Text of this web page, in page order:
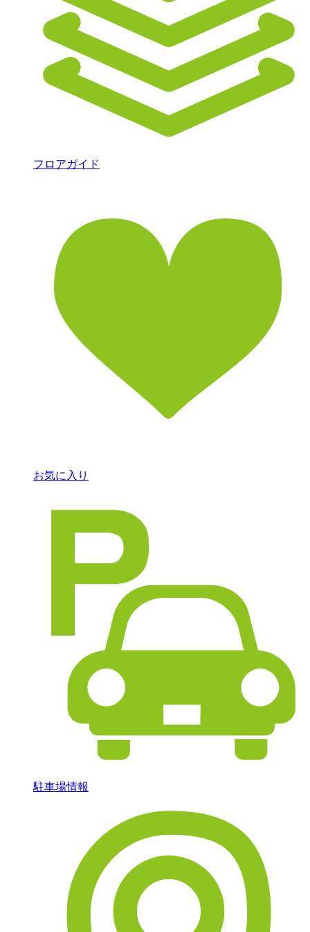
フロアガイド
お気に入り
駐車場情報